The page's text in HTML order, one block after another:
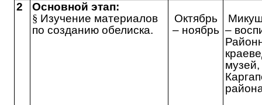
2
Основной этап:
§ Изучение материалов
по созданию обелиска.
Октябрь
– ноябрь –